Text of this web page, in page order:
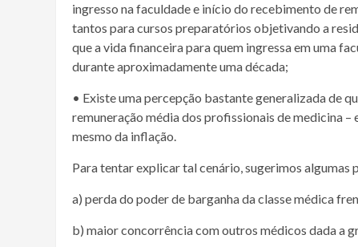
ingresso na faculdade e início do recebimento de
tantos para cursos preparatórios objetivando a
que a vida financeira para quem ingressa em uma
durante aproximadamente uma década;
• Existe uma percepção bastante generalizada de
remuneração média dos profissionais de medicina
mesmo da inflação.
Para tentar explicar tal cenário, sugerimos algumas
a) perda do poder de barganha da classe médica
b) maior concorrência com outros médicos dada a